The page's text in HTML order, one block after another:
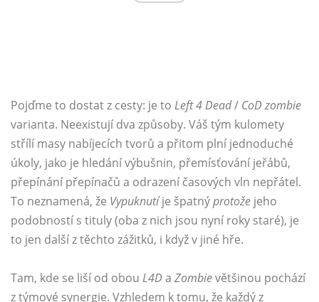
Pojďme to dostat z cesty: je to Left 4 Dead/ CoD zombie
varianta. Neexistují dva způsoby. Váš tým kulomety
střílí masy nabíjecích tvorů a přitom plní jednoduché
úkoly, jako je hledání výbušnin, přemísťování jeřábů,
přepínání přepínačů a odrazení časových vln nepřátel.
To neznamená, že Vypuknutíje špatnýprotože jeho
podobností s tituly (oba z nich jsou nyní roky staré), je
to jen další z těchto zážitků, i když v jiné hře.
Tam, kde se liší od obou L4D a Zombievětšinou pochází
z týmové synergie. Vzhledem k tomu, že každý z